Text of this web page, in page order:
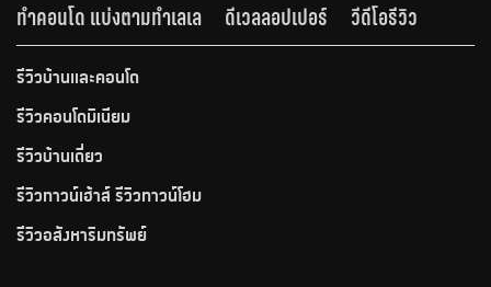
ทำคอนโด แบ่งตามทำเลเล
ดีเวลลอปเปอร์ วีดีโอรีวิว
รีวิวบ้านและคอนโด
รีวิวคอนโดมิเนียม
รีวิวบ้านเดี่ยว
รีวิวทาวน์เฮ้าส์ รีวิวทาวน์โฮม
รีวิวอสังหาริมทรัพย์